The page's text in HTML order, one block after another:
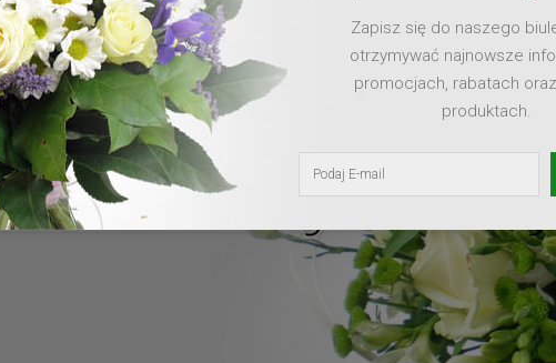
dla
Zapisz się do naszego
otrzymywać najnowsze
promocjach, rabatach
produktach.